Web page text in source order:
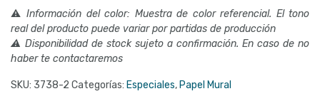
⚠ Información del color: Muestra de color referencial. El tono
real del producto puede variar por partidas de producción
⚠ Disponibilidad de stock sujeto a confirmación. En caso de no
haber te contactaremos
SKU: 3738-2 Categorías: Especiales, Papel Mural